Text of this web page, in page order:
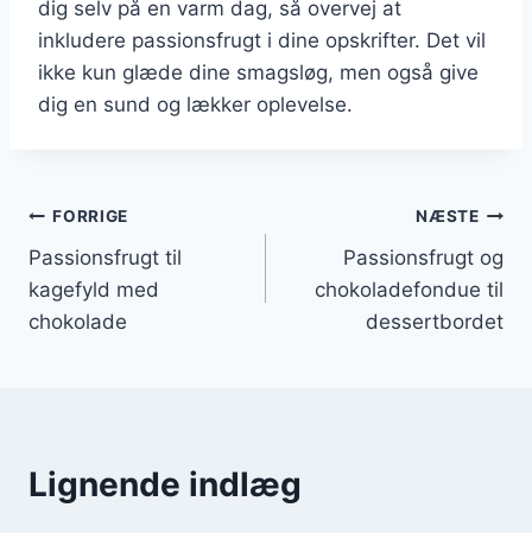
dig selv på en varm dag, så overvej at
inkludere passionsfrugt i dine opskrifter. Det vil
ikke kun glæde dine smagsløg, men også give
dig en sund og lækker oplevelse.
Indlægsnavigation
FORRIGE
Passionsfrugt til
kagefyld med
chokolade
NÆSTE
Passionsfrugt og
chokoladefondue til
dessertbordet
Lignende indlæg